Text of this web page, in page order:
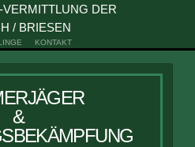
DER
/ BRIESEN
KONTAKT
&